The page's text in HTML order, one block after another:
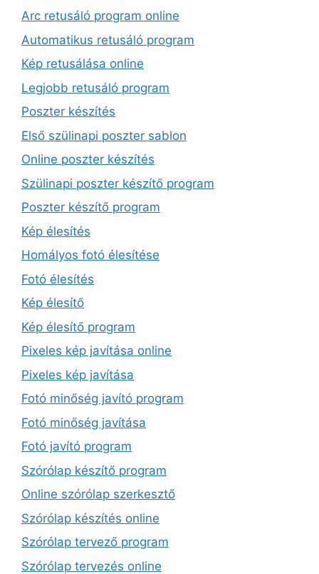
Arc retusáló program online
Automatikus retusáló program
Kép retusálása online
Legjobb retusáló program
Poszter készítés
Első szülinapi poszter sablon
Online poszter készítés
Szülinapi poszter készítő program
Poszter készítő program
Kép élesítés
Homályos fotó élesítése
Fotó élesítés
Kép élesítő
Kép élesítő program
Pixeles kép javítása online
Pixeles kép javítása
Fotó minőség javító program
Fotó minőség javítása
Fotó javító program
Szórólap készítő program
Online szórólap szerkesztő
Szórólap készítés online
Szórólap tervező program
Szórólap tervezés online